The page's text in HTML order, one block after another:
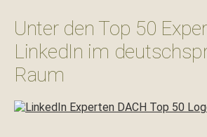
Unter den Top 50
LinkedIn im
Raum